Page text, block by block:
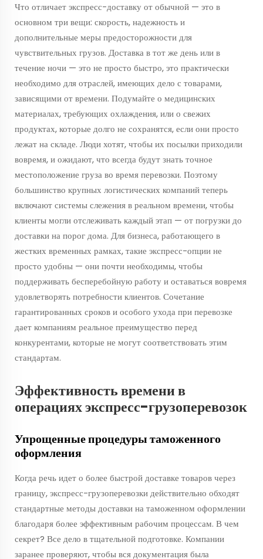
Что отличает экспресс-доставку от обычной — это в
основном три вещи: скорость, надежность и
дополнительные меры предосторожности для
чувствительных грузов. Доставка в тот же день или в
течение ночи — это не просто быстро, это практически
необходимо для отраслей, имеющих дело с товарами,
зависящими от времени. Подумайте о медицинских
материалах, требующих охлаждения, или о свежих
продуктах, которые долго не сохранятся, если они просто
лежат на складе. Люди хотят, чтобы их посылки приходили
вовремя, и ожидают, что всегда будут знать точное
местоположение груза во время перевозки. Поэтому
большинство крупных логистических компаний теперь
включают системы слежения в реальном времени, чтобы
клиенты могли отслеживать каждый этап — от погрузки до
доставки на порог дома. Для бизнеса, работающего в
жестких временных рамках, такие экспресс-опции не
просто удобны — они почти необходимы, чтобы
поддерживать бесперебойную работу и оставаться вовремя
удовлетворять потребности клиентов. Сочетание
гарантированных сроков и особого ухода при перевозке
дает компаниям реальное преимущество перед
конкурентами, которые не могут соответствовать этим
стандартам.
Эффективность времени в
операциях экспресс-грузоперевозок
Упрощенные процедуры таможенного
оформления
Когда речь идет о более быстрой доставке товаров через
границу, экспресс-грузоперевозки действительно обходят
стандартные методы доставки на таможенном оформлении
благодаря более эффективным рабочим процессам. В чем
секрет? Все дело в тщательной подготовке. Компании
заранее проверяют, чтобы вся документация была